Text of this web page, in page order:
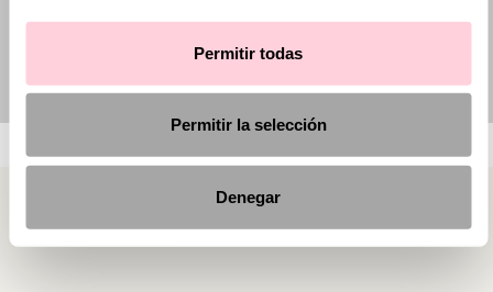
Permitir todas
Permitir la selección
Denegar